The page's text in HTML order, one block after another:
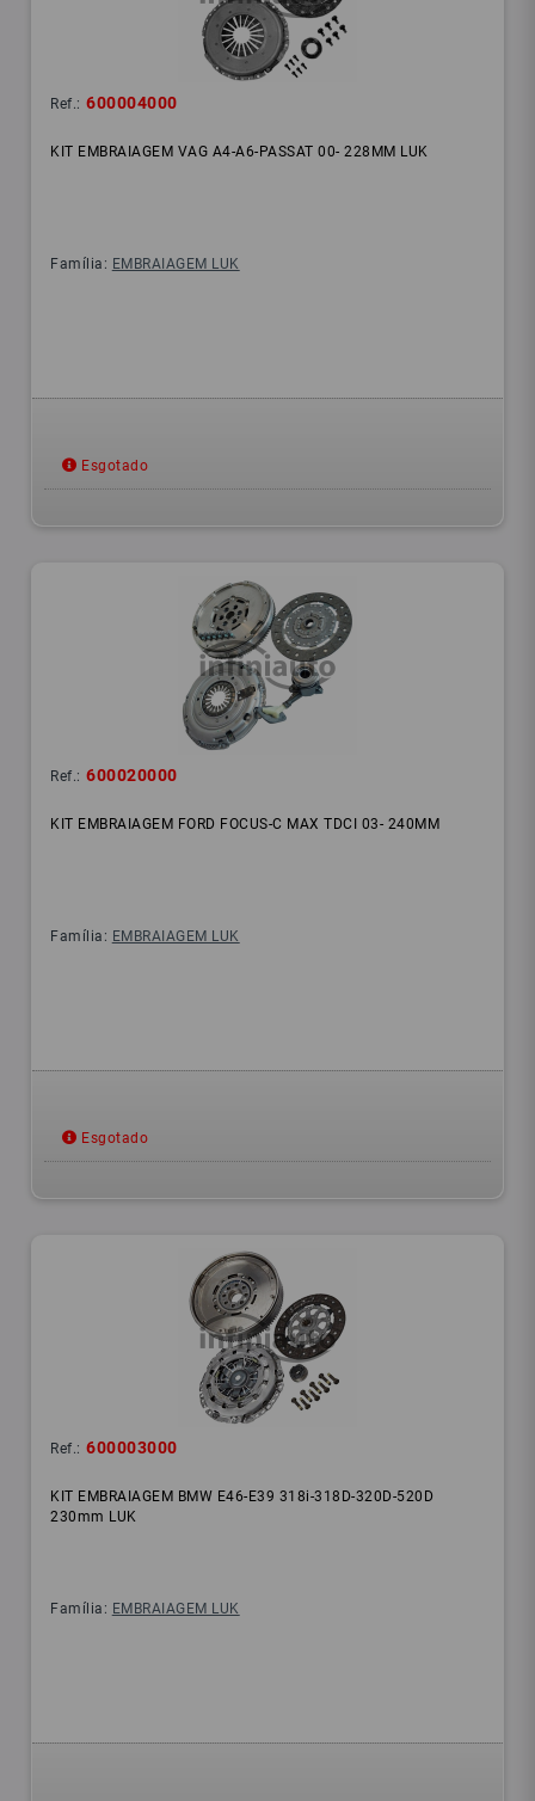
Ref.: 600004000
KIT EMBRAIAGEM VAG A4-A6-PASSAT 00- 228MM LUK
Família: EMBRAIAGEM LUK
Esgotado
Ref.: 600020000
KIT EMBRAIAGEM FORD FOCUS-C MAX TDCI 03- 240MM
Família: EMBRAIAGEM LUK
Esgotado
Ref.: 600003000
KIT EMBRAIAGEM BMW E46-E39 318i-318D-320D-520D
230mm LUK
Família: EMBRAIAGEM LUK